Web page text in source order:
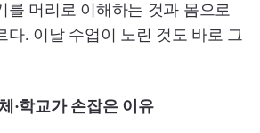
를 머리로 이해하는 것과 몸으로
다. 이날 수업이 노린 것도 바로 그
·학교가 손잡은 이유